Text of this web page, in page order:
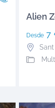
Alien
Desde7